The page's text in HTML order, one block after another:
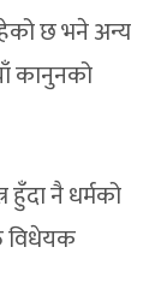
छ भने अन्य
कानुनको
हुँदा नै धर्मको
विधेयक